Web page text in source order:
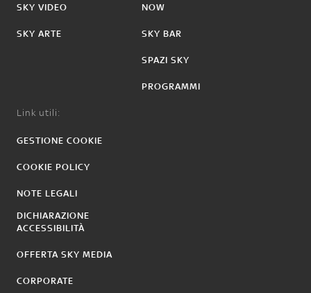
SKY VIDEO
SKY ARTE
NOW
SKY BAR
SPAZI SKY
PROGRAMMI
Link utili:
GESTIONE COOKIE
COOKIE POLICY
NOTE LEGALI
DICHIARAZIONE
ACCESSIBILITÀ
OFFERTA SKY MEDIA
CORPORATE